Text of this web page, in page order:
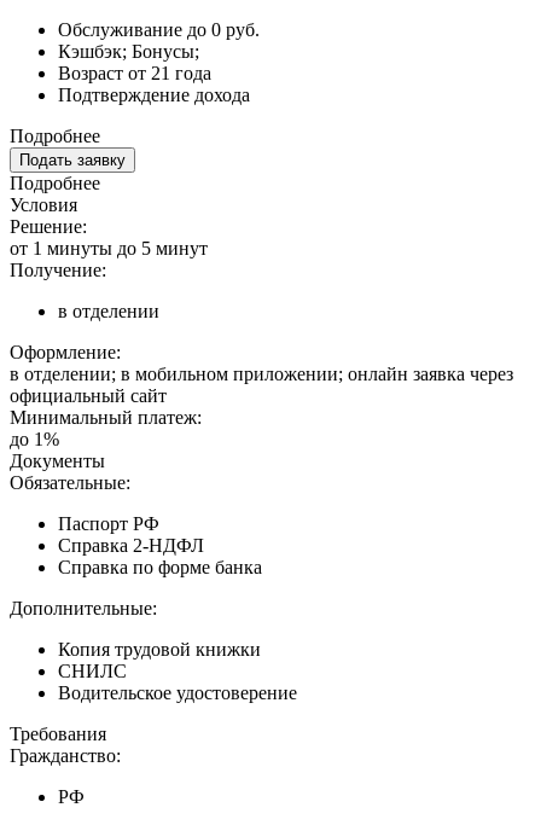
Обслуживание до 0 руб.
Кэшбэк; Бонусы;
Возраст от 21 года
Подтверждение дохода
Подробнее
Подать заявку
Подробнее
Условия
Решение:
от 1 минуты до 5 минут
Получение:
в отделении
Оформление:
в отделении; в мобильном приложении; онлайн заявка через
официальный сайт
Минимальный платеж:
до 1%
Документы
Обязательные:
Паспорт РФ
Справка 2-НДФЛ
Справка по форме банка
Дополнительные:
Копия трудовой книжки
СНИЛС
Водительское удостоверение
Требования
Гражданство:
РФ